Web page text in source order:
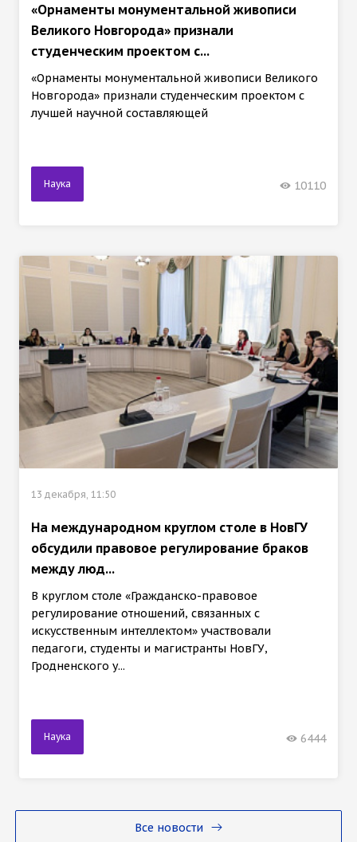
Все новости
«Орнаменты монументальной живописи
Великого Новгорода» признали
студенческим проектом с...
«Орнаменты монументальной живописи Великого
Новгорода» признали студенческим проектом с
лучшей научной составляющей
Наука 10110
13 декабря, 11:50
На международном круглом столе в НовГУ
обсудили правовое регулирование браков
между люд...
В круглом столе «Гражданско-правовое
регулирование отношений, связанных с
искусственным интеллектом» участвовали
педагоги, студенты и магистранты НовГУ,
Гродненского у...
Наука 6444